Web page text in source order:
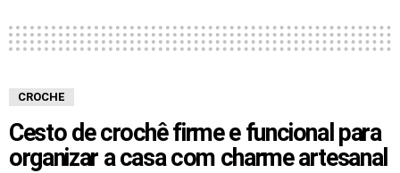
CROCHE
Cesto de crochê firme e funcional para
organizar a casa com charme artesanal